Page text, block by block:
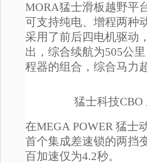
MORA猛士滑板越野平
可支持纯电、增程两种
采用了前后四电机驱动
出，综合续航为505公
程器的组合，综合马力
猛士科技
在MEGA POWER 猛士
首个集成差速锁的两挡
百加速仅为4.2秒。